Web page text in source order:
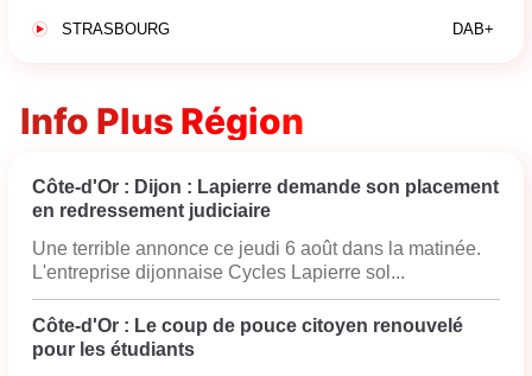
STRASBOURG DAB+
Info Plus Région
Côte-d'Or : Dijon : Lapierre demande son placement
en redressement judiciaire
Une terrible annonce ce jeudi 6 août dans la matinée.
L'entreprise dijonnaise Cycles Lapierre sol...
Côte-d'Or : Le coup de pouce citoyen renouvelé
pour les étudiants